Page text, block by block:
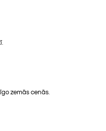
zemās cenās.